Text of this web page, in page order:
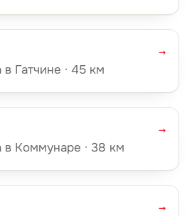
Гатчине · 45 км
→
Коммунаре · 38 км
→
→